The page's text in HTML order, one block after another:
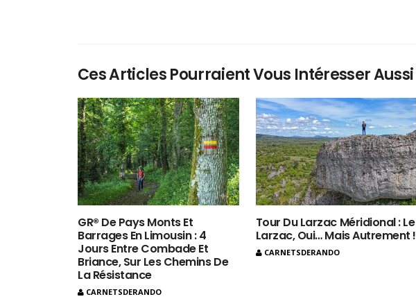
Ces Articles Pourraient Vous Intéresser Aussi
GR® De Pays Monts Et
Barrages En Limousin : 4
Jours Entre Combade Et
Briance, Sur Les Chemins De
La Résistance
CARNETSDERANDO
Tour Du Larzac Méridional : Le
Larzac, Oui… Mais Autrement !
CARNETSDERANDO